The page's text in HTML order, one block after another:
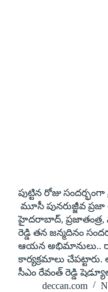
‌పుట్టిన రోజు
మూసీ పునరుజ్జీవ
హైదరాబాద్‌, ‌ప్రజాతంత్ర,
‌రెడ్డి తన జన్మదినం
ఆయన అభిమానులు..
కార్యక్రమాలు
సీఎం రేవంత్‌ ‌రెడ్డి
deccan.com